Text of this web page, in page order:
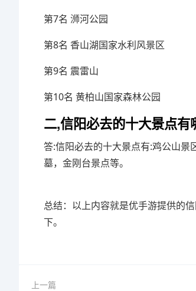
第7名 浉河公园
第8名 香山湖国家水利风景区
第9名 震雷山
第10名 黄柏山国家森林公园
二,信阳必去的十大景点有
答:信阳必去的十大景点有:鸡公山景
墓，金刚台景点等。
总结：以上内容就是优手游提供的
下。
上一篇